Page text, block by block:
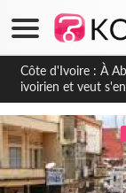
Côte d'Ivoire : À
ivoirien et veut
de la Guinée